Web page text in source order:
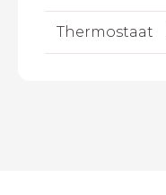
Thermostaat